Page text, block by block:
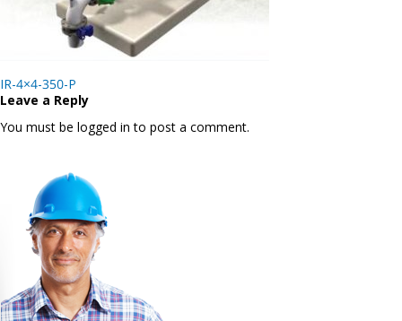
Post
navigation
IR-4×4-350-P
Leave a Reply
You must be logged in to post a comment.